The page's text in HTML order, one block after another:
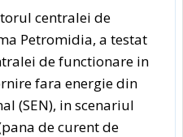
centralei de
Petromidia, a testat
de functionare in
fara energie din
(SEN), in scenariul
de curent de